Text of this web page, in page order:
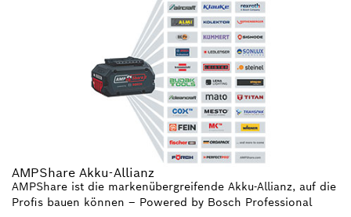
AMPShare Akku-Allianz
AMPShare ist die markenübergreifende Akku-Allianz, auf die
Profis bauen können – Powered by Bosch Professional